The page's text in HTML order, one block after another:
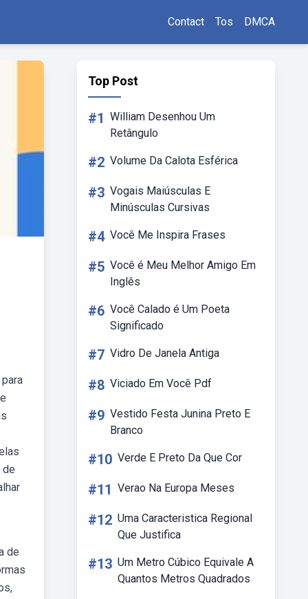
Contact Tos DMCA
de
de
Top Post
#1 William Desenhou Um
Retângulo
#2 Volume Da Calota Esférica
#3 Vogais Maiúsculas E
Minúsculas Cursivas
#4 Você Me Inspira Frases
#5 Você é Meu Melhor Amigo Em
Inglês
#6 Você Calado é Um Poeta
Significado
#7 Vidro De Janela Antiga
#8 Viciado Em Você Pdf
#9 Vestido Festa Junina Preto E
Branco
#10 Verde E Preto Da Que Cor
#11 Verao Na Europa Meses
#12 Uma Caracteristica Regional
Que Justifica
#13 Um Metro Cúbico Equivale A
Quantos Metros Quadrados